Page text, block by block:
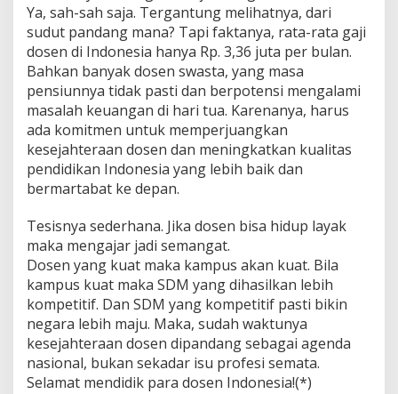
Ya, sah-sah saja. Tergantung melihatnya, dari
sudut pandang mana? Tapi faktanya, rata-rata gaji
dosen di Indonesia hanya Rp. 3,36 juta per bulan.
Bahkan banyak dosen swasta, yang masa
pensiunnya tidak pasti dan berpotensi mengalami
masalah keuangan di hari tua. Karenanya, harus
ada komitmen untuk memperjuangkan
kesejahteraan dosen dan meningkatkan kualitas
pendidikan Indonesia yang lebih baik dan
bermartabat ke depan.
Tesisnya sederhana. Jika dosen bisa hidup layak
maka mengajar jadi semangat.
Dosen yang kuat maka kampus akan kuat. Bila
kampus kuat maka SDM yang dihasilkan lebih
kompetitif. Dan SDM yang kompetitif pasti bikin
negara lebih maju. Maka, sudah waktunya
kesejahteraan dosen dipandang sebagai agenda
nasional, bukan sekadar isu profesi semata.
Selamat mendidik para dosen Indonesia!(*)